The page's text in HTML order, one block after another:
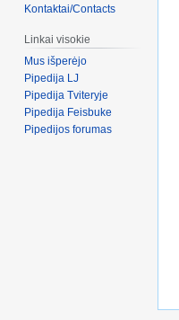
Kontaktai/Contacts
Linkai visokie
Mus išperėjo
Pipedija LJ
Pipedija Tviteryje
Pipedija Feisbuke
Pipedijos forumas